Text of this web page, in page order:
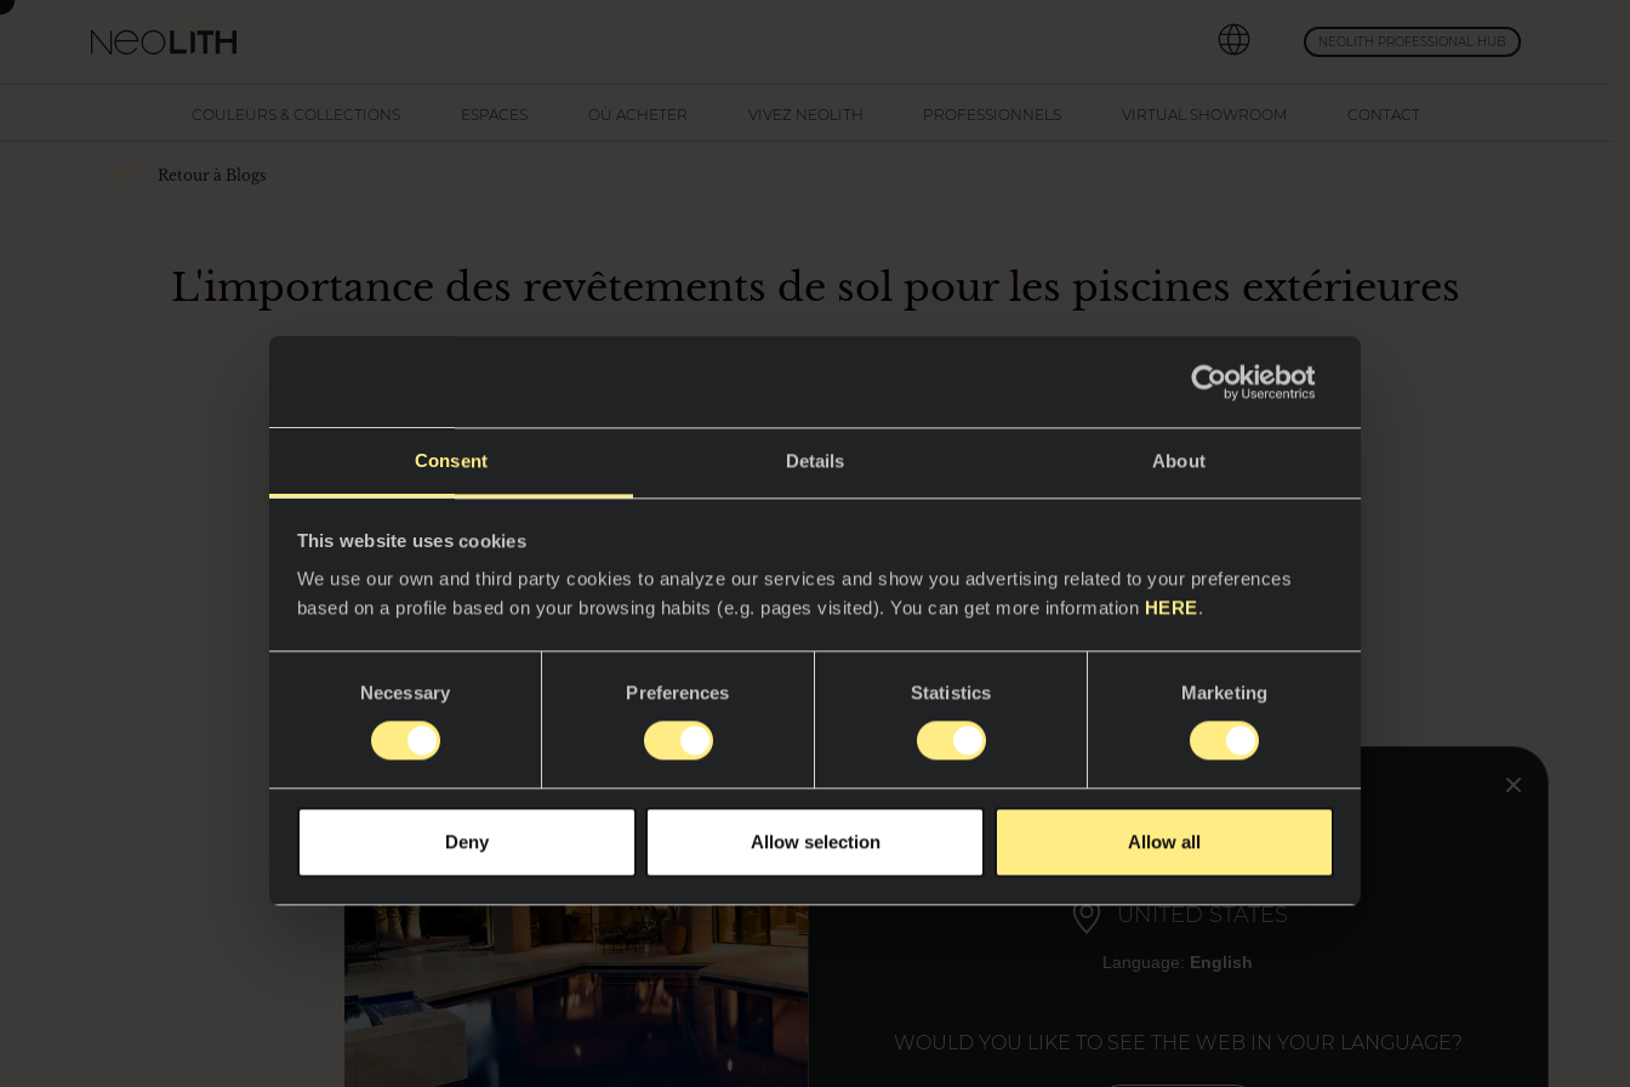
Consent Details About
This website uses cookies
We use our own and third party cookies to analyze our services and show you advertising related to your preferences
based on a profile based on your browsing habits (e.g. pages visited). You can get more information HERE.
Necessary Preferences Statistics Marketing
Deny Allow selection Allow all
NEOLITH PROFESSIONAL HUB
COULEURS & COLLECTIONS ESPACES OÙ ACHETER VIVEZ NEOLITH PROFESSIONNELS VIRTUAL SHOWROOM CONTACT
UNITED STATES
Language: English
WOULD YOU LIKE TO SEE THE WEB IN YOUR LANGUAGE?
L'importance des revêtements de sol pour les piscines extérieures
et autres espaces extérieurs tels que les piscines et les jardins, deviennent, en été, les
zones les plus désirées, où nous passons la plupart du temps avec la famille et les amis tout en
profitant de moments de détente.
L'un des éléments clés de ces espaces est sans aucun doute lepavage. Cependant, lorsqu'il s'agit
caractéristiques techniques, très importantes pour garantir sa durabilité et son aspect esthétique.
Retour à Blogs